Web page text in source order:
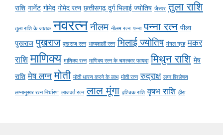
राशि गार्नेट गोमेद गोमेद रत्न छत्तीसगढ़ दुर्ग भिलाई ज्योतिष जैस्पर तुला राशि
तुला राशि के जातक नवरत्न नीलम नीलम रत्न पन्ना पन्ना रत्न पीला
पुखराज पुखराज पुखराज रत्न भाग्यशाली रत्न भिलाई ज्योतिष मंगल ग्रह मकर
राशि माणिक्य माणिक्य रत्न माणिक्य रत्न के चमत्कार फायदा मिथुन राशि मेष
राशि मेष लग्न मोती मोती धारण करने के लाभ मोती रत्न रुद्राक्ष लग्न विश्लेषण
लग्नानुसार रत्न निर्धारण लाजवर्त रत्न लाल मूंगा वृश्चिक राशि वृषभ राशि हीरा